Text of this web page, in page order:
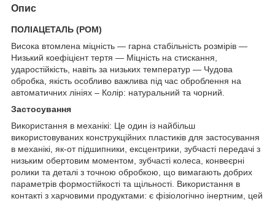
Опис
ПОЛІАЦЕТАЛЬ (POM)
Висока втомлена міцність — гарна стабільність розмірів —
Низький коефіцієнт тертя — Міцність на стискання,
ударостійкість, навіть за низьких температур — Чудова
обробка, якість особливо важлива під час оброблення на
автоматичних лініях – Колір: натуральний та чорний.
Застосування
Використання в механікі: Це один із найбільш
використовуваних конструкційних пластиків для застосування
в механікі, як-от підшипники, ексцентрики, зубчасті передачі з
низьким обертовим моментом, зубчасті колеса, конвеєрні
ролики та деталі з точною обробкою, що вимагають добрих
параметрів формостійкості та щільності. Використання в
контакті з харчовими продуктами: є фізіологічно інертним, цей